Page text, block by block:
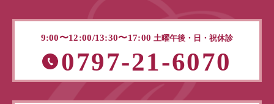
9:00〜12:00/13:30〜17:00 土曜午後・日・祝休診
0797-21-6070